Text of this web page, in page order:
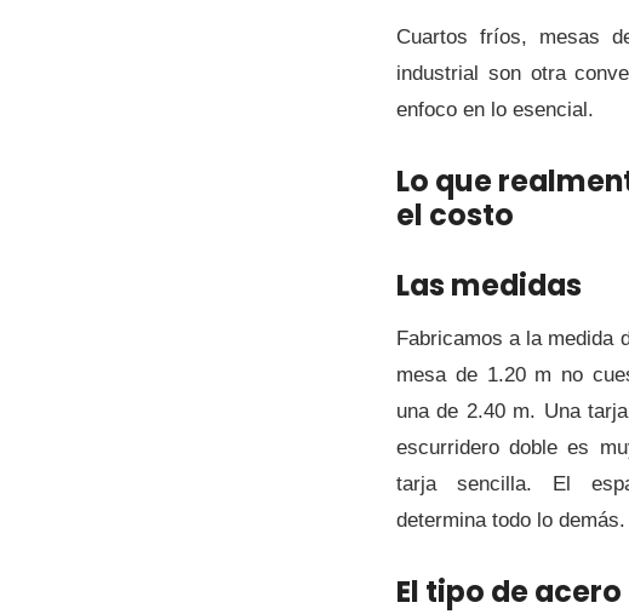
Cuartos fríos, mesas
industrial son otra
enfoco en lo esencial.
Lo que
el costo
Las medidas
Fabricamos a la medida
mesa de 1.20 m no
una de 2.40 m. Una
escurridero doble es
tarja sencilla. El
determina todo lo demás.
El tipo de acero